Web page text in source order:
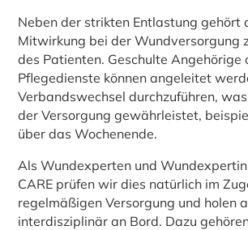
Neben der strikten Entlastung gehört
Mitwirkung bei der Wundversorgung
des Patienten. Geschulte Angehörige
Pflegedienste können angeleitet
Verbandswechsel durchzuführen,
der Versorgung gewährleistet,
über das Wochenende.
Als Wundexperten und
CARE prüfen wir dies natürlich im
regelmäßigen Versorgung und holen
interdisziplinär an Bord. Dazu